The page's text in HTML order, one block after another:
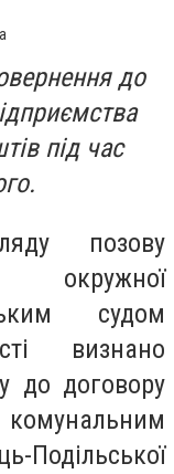
до
під час
позову
окружної
судом
визнано
до договору
Подільської